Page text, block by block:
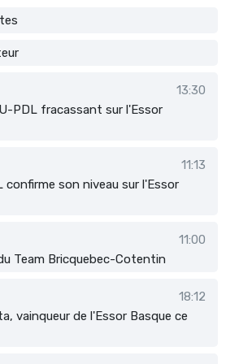
13:30
PDL fracassant sur l'Essor
11:13
confirme son niveau sur l'Essor
11:00
Team Bricquebec-Cotentin
18:12
vainqueur de l'Essor Basque ce